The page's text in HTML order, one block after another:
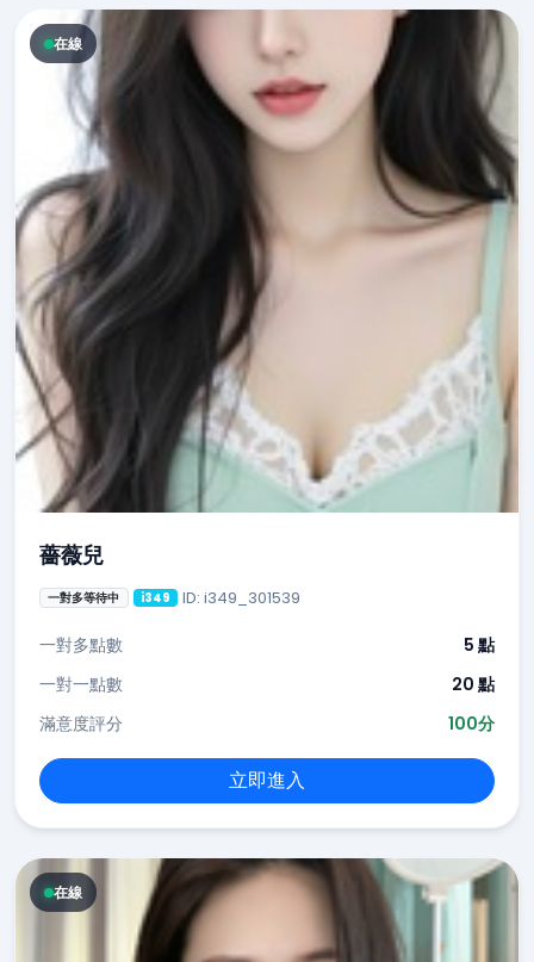
在線
薔薇兒
一對多等待中 i349 ID: i349_301539
一對多點數
5 點
一對一點數
20 點
滿意度評分
100分
立即進入
在線